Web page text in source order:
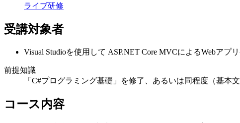
ライブ研修
受講対象者
Visual Studioを使用して ASP.NET Core MVCによるWebアプ
前提知識
「C#プログラミング基礎」を修了、あるいは同程度（基本
コース内容